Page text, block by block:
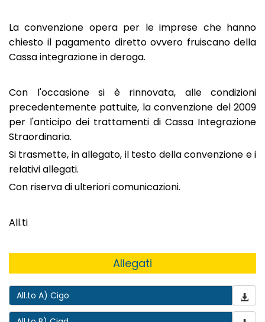
La convenzione opera per le imprese che hanno
chiesto il pagamento diretto ovvero fruiscano della
Cassa integrazione in deroga.
Con l'occasione si è rinnovata, alle condizioni
precedentemente pattuite, la convenzione del 2009
per l'anticipo dei trattamenti di Cassa Integrazione
Straordinaria.
Si trasmette, in allegato, il testo della convenzione e i
relativi allegati.
Con riserva di ulteriori comunicazioni.
All.ti
Allegati
All.to A) Cigo